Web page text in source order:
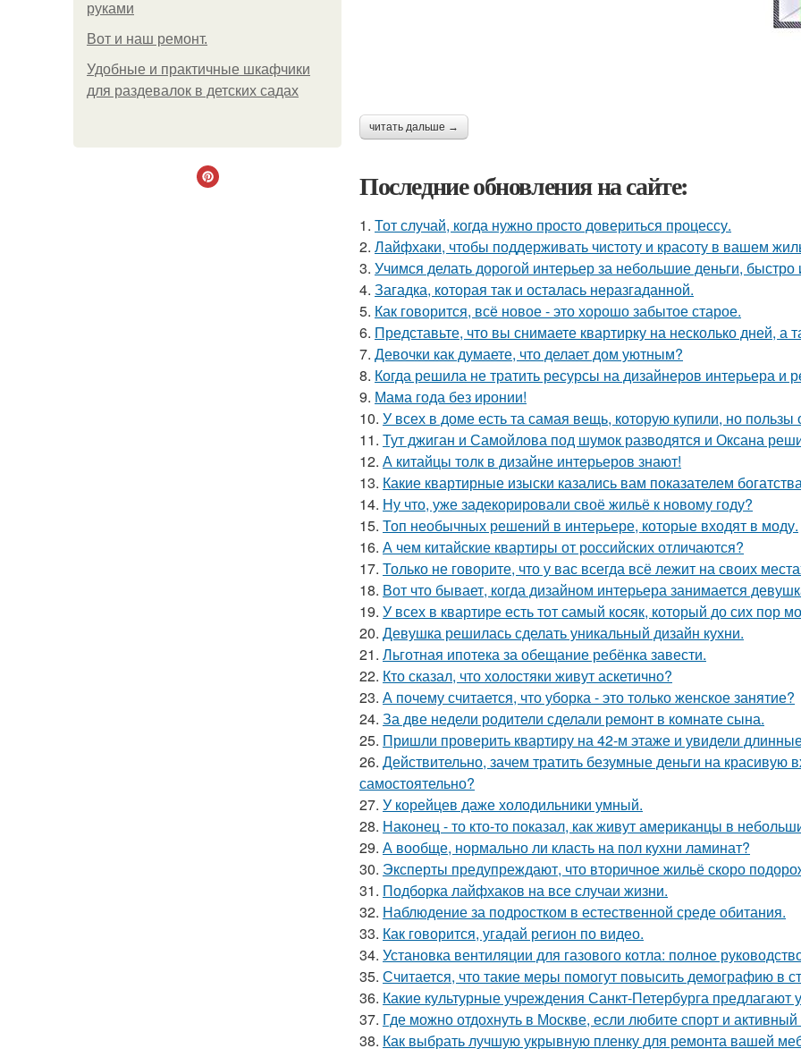
руками
Boт и наш ремoнт.
Удобные и практичные шкафчики
для раздевалок в детских садах
читать дальше →
Последние обновления на сайте:
1. Тот случай, когда нужно просто довериться процессу.
2. Лайфхаки, чтобы поддерживать чистоту и красоту в вашем
3. Учимся делать дорогой интерьер за небольшие деньги, быстро
4. Загадка, которая так и осталась неразгаданной.
5. Как говорится, всё новое - это хорошо забытое старое.
6. Представьте, что вы снимаете квартирку на несколько дней, а
7. Девочки как думаете, что делает дом уютным?
8. Когда решила не тратить ресурсы на дизайнеров интерьера и
9. Мама года без иронии!
10. У всех в доме есть та самая вещь, которую купили, но пользы
11. Тут джиган и Самойлова под шумок разводятся и Оксана
12. А китайцы толк в дизайне интерьеров знают!
13. Какие квартирные изыски казались вам показателем
14. Ну что, уже задекорировали своё жильё к новому году?
15. Топ необычных решений в интерьере, которые входят в моду.
16. А чем китайские квартиры от российских отличаются?
17. Только не говорите, что у вас всегда всё лежит на своих
18. Вот что бывает, когда дизайном интерьера занимается
19. У всех в квартире есть тот самый косяк, который до сих пор
20. Девушка решилась сделать уникальный дизайн кухни.
21. Льготная ипотека за обещание ребёнка завести.
22. Кто сказал, что холостяки живут аскетично?
23. А почему считается, что уборка - это только женское занятие?
24. За две недели родители сделали ремонт в комнате сына.
25. Пришли проверить квартиру на 42-м этаже и увидели
26. Действительно, зачем тратить безумные деньги на
самостоятельно?
27. У корейцев даже холодильники умный.
28. Наконец - то кто-то показал, как живут американцы в
29. А вообще, нормально ли класть на пол кухни ламинат?
30. Эксперты предупреждают, что вторичное жильё скоро
31. Подборка лайфхаков на все случаи жизни.
32. Наблюдение за подростком в естественной среде обитания.
33. Как говорится, угадай регион по видео.
34. Установка вентиляции для газового котла: полное
35. Считается, что такие меры помогут повысить демографию в
36. Какие культурные учреждения Санкт-Петербурга предлагают
37. Где можно отдохнуть в Москве, если любите спорт и
38. Как выбрать лучшую укрывную пленку для ремонта вашей